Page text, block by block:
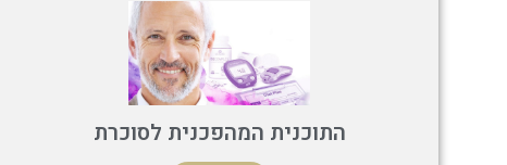
התוכנית המהפכנית לסוכרת